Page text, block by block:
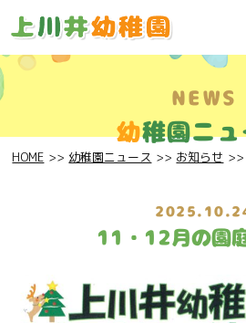
NEWS
幼稚園ニ
HOME 幼稚園ニュース お知らせ
11・12月の園